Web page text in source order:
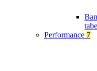
Performance 7